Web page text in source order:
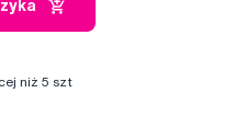
niż 5 szt